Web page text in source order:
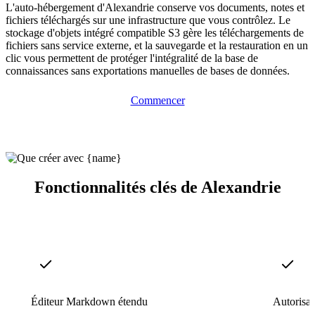
L'auto-hébergement d'Alexandrie conserve vos documents, notes et
fichiers téléchargés sur une infrastructure que vous contrôlez. Le
stockage d'objets intégré compatible S3 gère les téléchargements de
fichiers sans service externe, et la sauvegarde et la restauration en un
clic vous permettent de protéger l'intégralité de la base de
connaissances sans exportations manuelles de bases de données.
Commencer
Fonctionnalités clés de Alexandrie
Éditeur Markdown étendu